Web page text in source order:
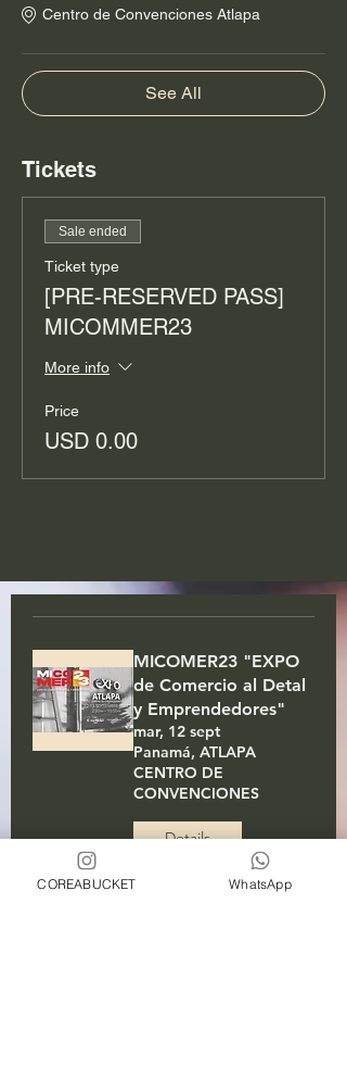
Centro de Convenciones Atlapa
See All
Tickets
Sale ended
Ticket type
[PRE-RESERVED PASS]
MICOMMER23
More info
Price
USD 0.00
MICOMER23 "EXPO
de Comercio al Detal
y Emprendedores"
mar, 12 sept
Panamá, ATLAPA
CENTRO DE
CONVENCIONES
Details
COREABUCKET WhatsApp